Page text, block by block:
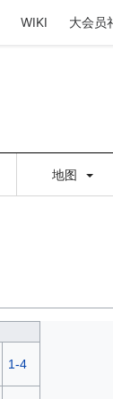
WIKI 大会员
地图
1-4